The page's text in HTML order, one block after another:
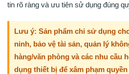
tin rõ ràng và ưu tiên sử dụng đúng
Lưu ý: Sản phẩm chỉ sử dụng
ninh, bảo vệ tài sản, quản lý
hàng/văn phòng và các nhu cầu
dụng thiết bị để xâm phạm